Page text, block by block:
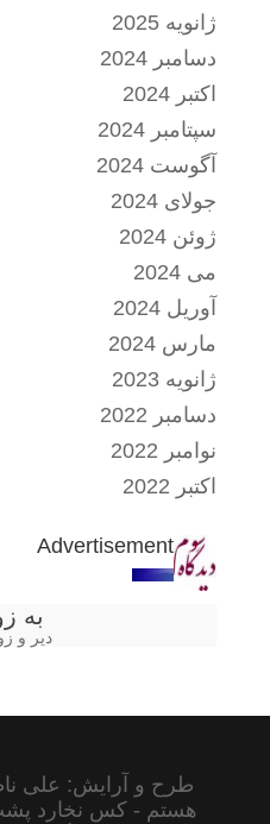
ژانویه 2025
دسامبر 2024
اکتبر 2024
سپتامبر 2024
آگوست 2024
جولای 2024
ژوئن 2024
می 2024
آوریل 2024
مارس 2024
ژانویه 2023
دسامبر 2022
نوامبر 2022
اکتبر 2022
Advertisement
به
دیر و
طرح و آرایش: علی
هستم - کس نخارد پشت